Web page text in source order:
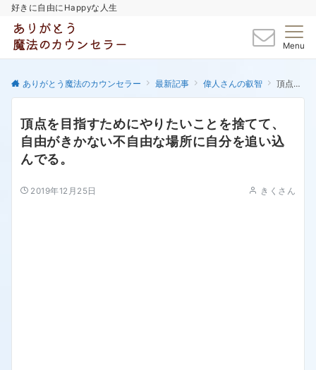
好きに自由にHappyな人生
Menu
ありがとう魔法のカウンセラー 最新記事 偉人さんの叡智 頂点を目指すためにやりたいことを捨てて、自由がきかない不自由な場所に自分を追い込んでる。
頂点を目指すためにやりたいことを捨てて、
自由がきかない不自由な場所に自分を追い込
んでる。
2019年12月25日 きくさん